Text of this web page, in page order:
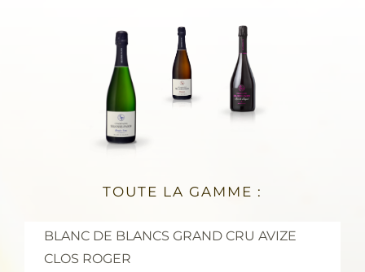
TOUTE LA GAMME :
BLANC DE BLANCS GRAND CRU AVIZE
CLOS ROGER